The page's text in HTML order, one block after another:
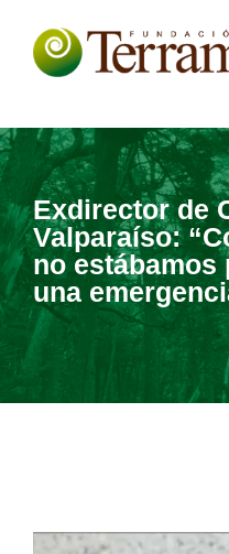
Exdirector de
Valparaíso:
no estábamos
una